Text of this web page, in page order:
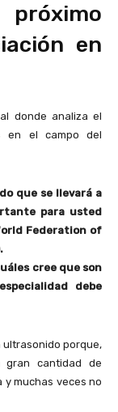
en
donde analiza el
en el campo del
que se llevará a
para usted
Federation of
cree que son
debe
ultrasonido porque,
gran cantidad de
muchas veces no